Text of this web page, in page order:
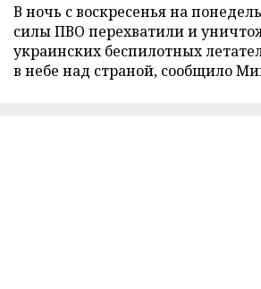
В ночь с воскресенья на
силы ПВО перехватили и
украинских беспилотных
в небе над страной, сообщило